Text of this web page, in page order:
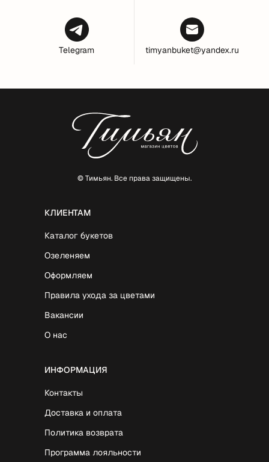
Telegram timyanbuket@yandex.ru
© Тимьян. Все права защищены.
КЛИЕНТАМ
Каталог букетов
Озеленяем
Оформляем
Правила ухода за цветами
Вакансии
О нас
ИНФОРМАЦИЯ
Контакты
Доставка и оплата
Политика возврата
Программа лояльности